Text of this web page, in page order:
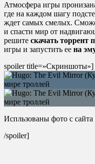
Атмосфера игры
где на каждом шагу
ждет самых смелых.
и спасти мир от
решите скачать торрент
игры и запустить ее на
spoiler title=»Скриншоты»]
Испльзованы фото с сайта
/spoiler]